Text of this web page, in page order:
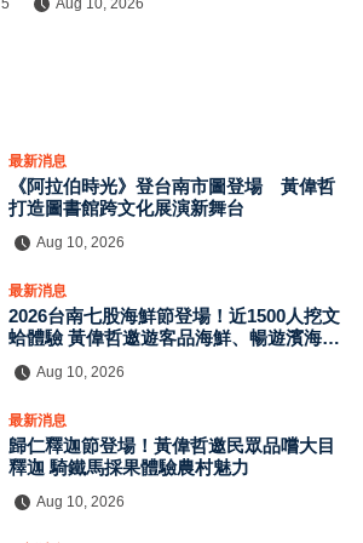
5 Aug 10, 2026
最新消息
《阿拉伯時光》登台南市圖登場 黃偉哲
打造圖書館跨文化展演新舞台
Aug 10, 2026
最新消息
2026台南七股海鮮節登場！近1500人挖文
蛤體驗 黃偉哲邀遊客品海鮮、暢遊濱海景
Aug 10, 2026
最新消息
歸仁釋迦節登場！黃偉哲邀民眾品嚐大目
釋迦 騎鐵馬採果體驗農村魅力
Aug 10, 2026